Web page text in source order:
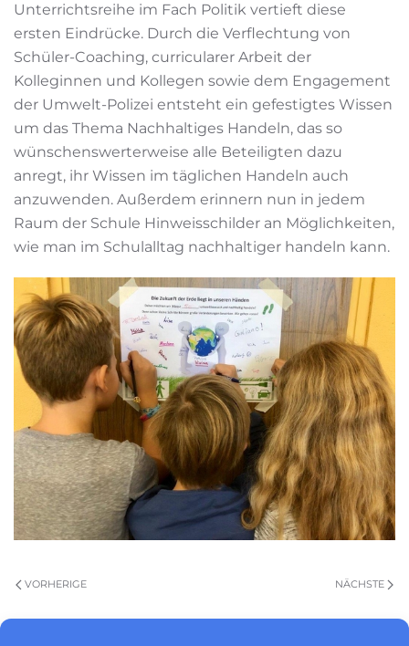
Unterrichtsreihe im Fach Politik vertieft diese
ersten Eindrücke. Durch die Verflechtung von
Schüler-Coaching, curricularer Arbeit der
Kolleginnen und Kollegen sowie dem Engagement
der Umwelt-Polizei entsteht ein gefestigtes Wissen
um das Thema Nachhaltiges Handeln, das so
wünschenswerterweise alle Beteiligten dazu
anregt, ihr Wissen im täglichen Handeln auch
anzuwenden. Außerdem erinnern nun in jedem
Raum der Schule Hinweisschilder an Möglichkeiten,
wie man im Schulalltag nachhaltiger handeln kann.
VORHERIGE NÄCHSTE